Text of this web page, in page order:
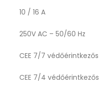
10 / 16 A
250V AC – 50/60 Hz
CEE 7/7
CEE 7/4